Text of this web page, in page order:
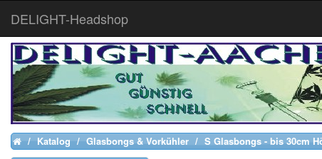
HomeKatalog Glasbongs & Vorkühler S Glasbongs - bis 30cm
DELIGHT-Headshop